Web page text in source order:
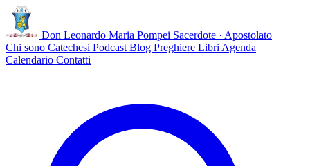
Don Leonardo Maria Pompei Sacerdote · Apostolato
Chi sono Catechesi Podcast Blog Preghiere Libri Agenda
Calendario Contatti